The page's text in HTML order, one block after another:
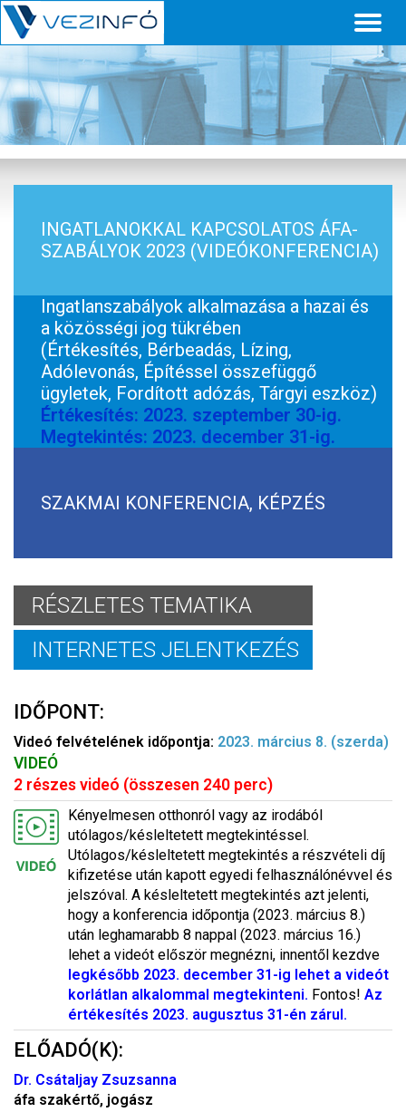
INGATLANOKKAL KAPCSOLATOS ÁFA-
SZABÁLYOK 2023 (VIDEÓKONFERENCIA)
Ingatlanszabályok alkalmazása a hazai és
a közösségi jog tükrében
(Értékesítés, Bérbeadás, Lízing,
Adólevonás, Építéssel összefüggő
ügyletek, Fordított adózás, Tárgyi eszköz)
Értékesítés: 2023. szeptember 30-ig.
Megtekintés: 2023. december 31-ig.
SZAKMAI KONFERENCIA, KÉPZÉS
RÉSZLETES TEMATIKA
INTERNETES JELENTKEZÉS
IDŐPONT:
Videó felvételének időpontja: 2023. március 8. (szerda)
VIDEÓ
2 részes videó (összesen 240 perc)
Kényelmesen otthonról vagy az irodából
utólagos/késleltetett megtekintéssel.
Utólagos/késleltetett megtekintés a részvételi díj
kifizetése után kapott egyedi felhasználónévvel és
jelszóval. A késleltetett megtekintés azt jelenti,
hogy a konferencia időpontja (2023. március 8.)
után leghamarabb 8 nappal (2023. március 16.)
lehet a videót először megnézni, innentől kezdve
legkésőbb 2023. december 31-ig lehet a videót
korlátlan alkalommal megtekinteni. Fontos! Az
értékesítés 2023. augusztus 31-én zárul.
ELŐADÓ(K):
Dr. Csátaljay Zsuzsanna
áfa szakértő, jogász